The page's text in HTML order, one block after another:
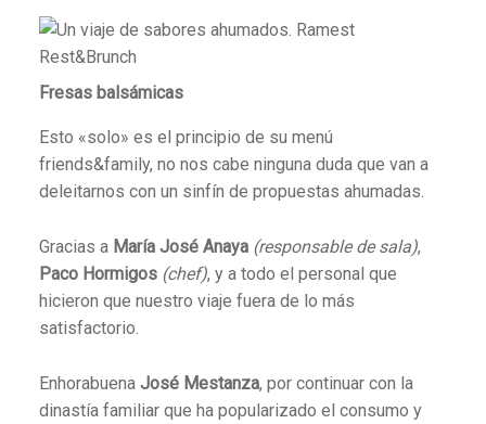
Fresas balsámicas
Esto «solo» es el principio de su menú
friends&family, no nos cabe ninguna duda que van a
deleitarnos con un sinfín de propuestas ahumadas.
Gracias a María José Anaya (responsable de sala),
Paco Hormigos (chef), y a todo el personal que
hicieron que nuestro viaje fuera de lo más
satisfactorio.
Enhorabuena José Mestanza, por continuar con la
dinastía familiar que ha popularizado el consumo y